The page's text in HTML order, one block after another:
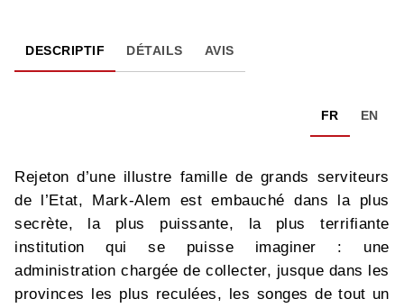
DESCRIPTIF DÉTAILS AVIS
FR EN
Rejeton d’une illustre famille de grands serviteurs
de l’Etat, Mark-Alem est embauché dans la plus
secrète, la plus puissante, la plus terrifiante
institution qui se puisse imaginer : une
administration chargée de collecter, jusque dans les
provinces les plus reculées, les songes de tout un